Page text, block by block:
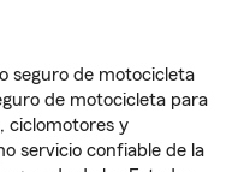
seguro de motocicleta
de motocicleta para
ciclomotores y
servicio confiable de la